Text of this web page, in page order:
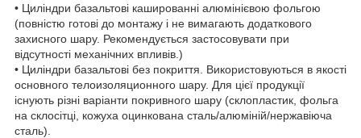
• Циліндри базальтові кашированні алюмінієвою фольгою
(повністю готові до монтажу і не вимагають додаткового
захисного шару. Рекомендується застосовувати при
відсутності механічних впливів.)
• Циліндри базальтові без покриття. Використовуються в якості
основного телоизоляционного шару. Для цієї продукції
існують різні варіанти покривного шару (склопластик, фольга
на склосітці, кожуха оцинкована сталь/алюміній/нержавіюча
сталь).